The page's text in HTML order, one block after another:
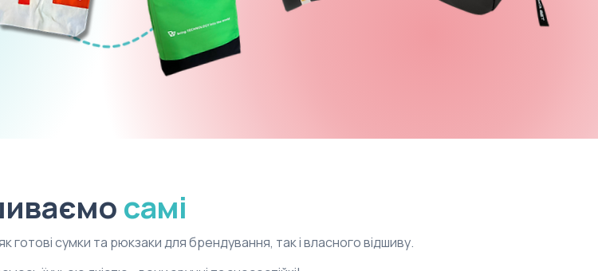
самі
готові сумки та рюкзаки для брендування, так і власного відшиву.